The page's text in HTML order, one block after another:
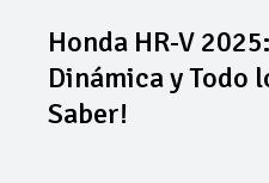
Honda HR-V
Dinámica y Todo
Saber!